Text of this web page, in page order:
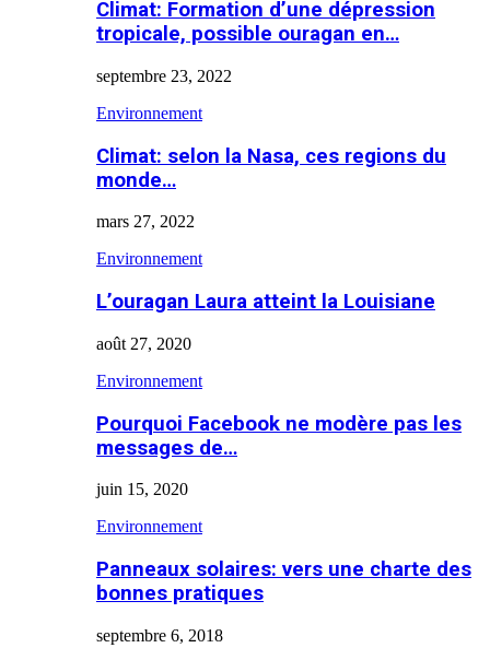
Climat: Formation d’une dépression
tropicale, possible ouragan en…
septembre 23, 2022
Environnement
Climat: selon la Nasa, ces regions du
monde…
mars 27, 2022
Environnement
L’ouragan Laura atteint la Louisiane
août 27, 2020
Environnement
Pourquoi Facebook ne modère pas les
messages de…
juin 15, 2020
Environnement
Panneaux solaires: vers une charte des
bonnes pratiques
septembre 6, 2018